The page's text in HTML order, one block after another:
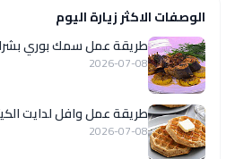
الوصفات الاكثر زيارة اليوم
طريقة عمل سمك بوري
2026-07-08
طريقة عمل وافل لدايت
2026-07-08